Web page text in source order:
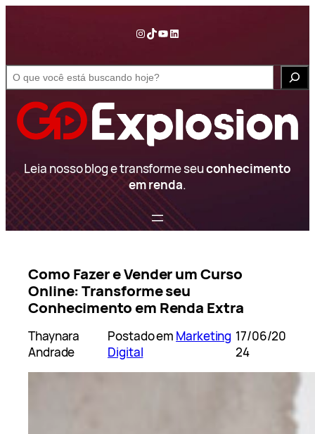
conteúdo
InstagramTikTok YouTube LinkedIn
e
Leia nosso blog e transforme seuconhecimento
em renda.
Como Fazer e Vender um Curso
Online: Transforme seu
Conhecimento em Renda Extra
Thaynara
Andrade
Postado em Marketing
Digital
17/06/20
24